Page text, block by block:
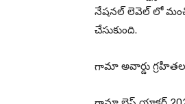
నేషనల్ లెవెల్ లో మంచి
చేసుకుంది.
గామా అవార్డు